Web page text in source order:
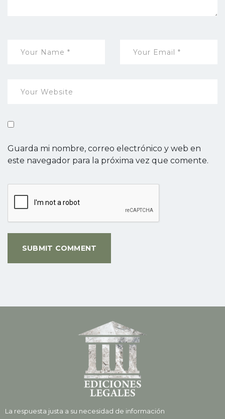
Guarda mi nombre, correo electrónico y web en
este navegador para la próxima vez que comente.
La respuesta justa a su necesidad de información